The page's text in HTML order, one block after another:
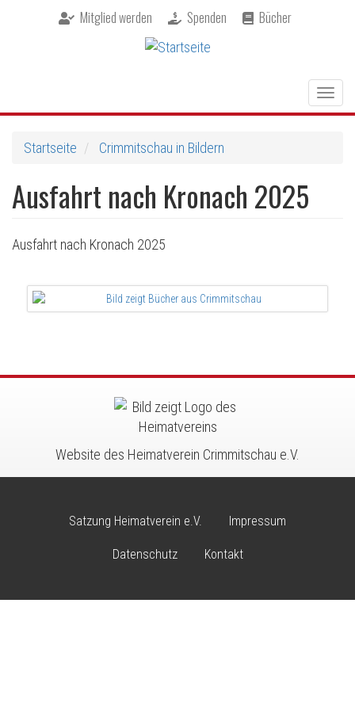
Mitglied werden Spenden Bücher
Startseite
Crimmitschau in Bildern
Ausfahrt nach Kronach 2025
Ausfahrt nach Kronach 2025
Website des Heimatverein Crimmitschau e.V.
Satzung Heimatverein e.V. Impressum
Datenschutz Kontakt